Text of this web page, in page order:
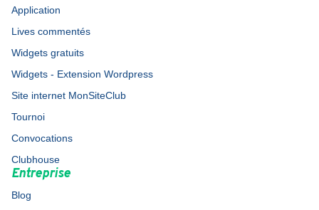
Application
Lives commentés
Widgets gratuits
Widgets - Extension Wordpress
Site internet MonSiteClub
Tournoi
Convocations
Clubhouse
Entreprise
Blog